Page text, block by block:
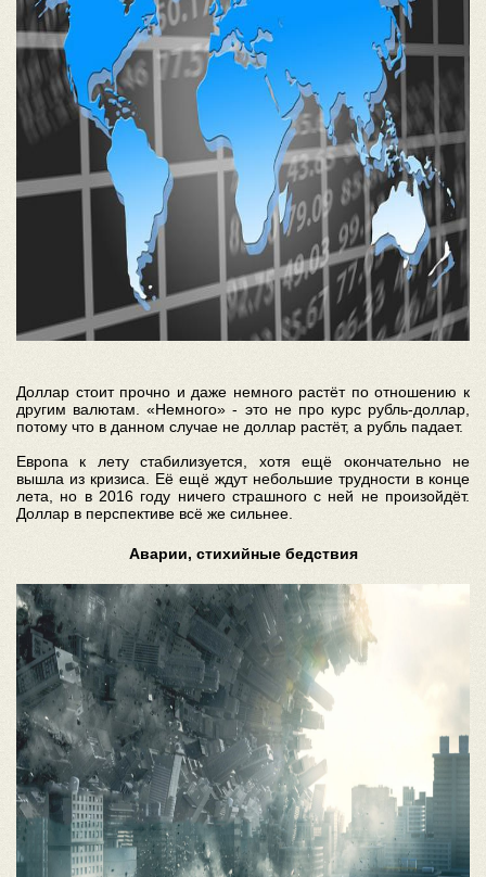
Доллар стоит прочно и даже немного растёт по отношению к
другим валютам. «Немного» - это не про курс рубль-доллар,
потому что в данном случае не доллар растёт, а рубль падает.
Европа к лету стабилизуется, хотя ещё окончательно не
вышла из кризиса. Её ещё ждут небольшие трудности в конце
лета, но в 2016 году ничего страшного с ней не произойдёт.
Доллар в перспективе всё же сильнее.
Аварии, стихийные бедствия